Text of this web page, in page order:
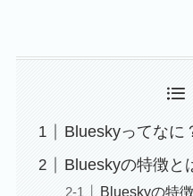
Blueskyってなに
Blueskyの特徴と
Blueskyの特